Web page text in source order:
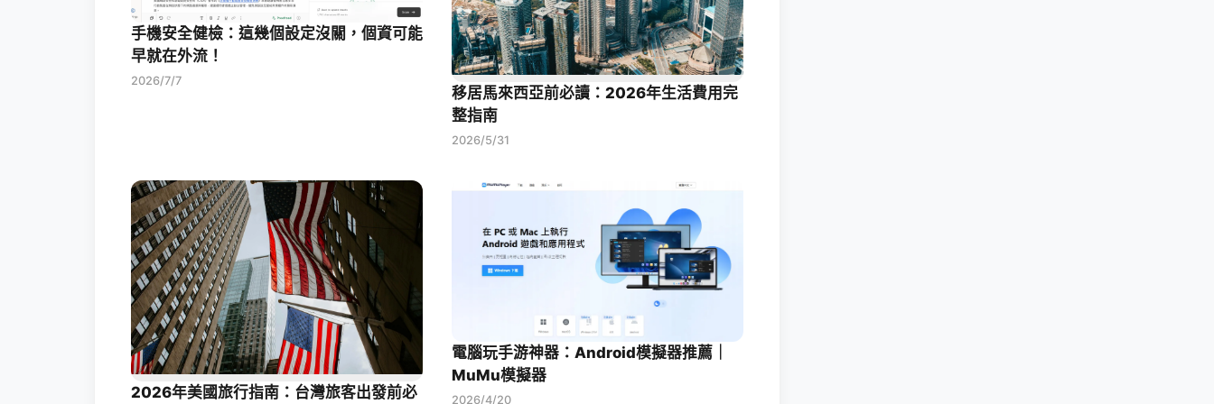
手機安全健檢：這幾個設定沒關，個資可能
早就在外流！
2026/7/7
移居馬來西亞前必讀：2026年生活費用完
整指南
2026/5/31
2026年美國旅行指南：台灣旅客出發前必
電腦玩手游神器：Android模擬器推薦｜
MuMu模擬器
2026/4/20